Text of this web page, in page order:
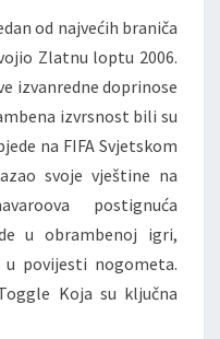
od najvećih braniča
Zlatnu loptu 2006.
izvanredne doprinose
izvrsnost bili su
na FIFA Svjetskom
svoje vještine na
postignuća
u obrambenoj igri,
povijesti nogometa.
Koja su ključna